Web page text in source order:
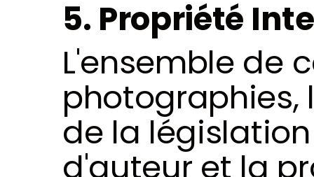
5. Propriété
L'ensemble de
photographies,
de la
d'auteur et la